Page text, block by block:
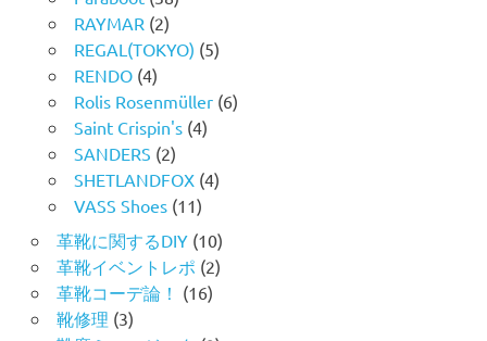
RAYMAR (2)
REGAL(TOKYO) (5)
RENDO(4)
Rolis Rosenmüller(6)
Saint Crispin's(4)
SANDERS (2)
SHETLANDFOX(4)
VASS Shoes(11)
革靴に関するDIY(10)
革靴イベントレポ (2)
革靴コーデ論！ (16)
靴修理 (3)